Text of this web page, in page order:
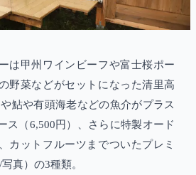
は甲州ワインビーフや富士桜ポー
野菜などがセットになった清里高
鮎や有頭海老などの魚介がプラス
ス（6,500円）、さらに特製オード
カットフルーツまでついたプレミ
真）の3種類。